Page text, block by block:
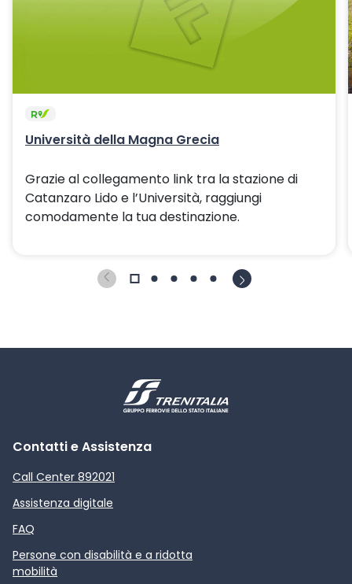
Università della Magna Grecia
Grazie al collegamento link tra la stazione di
Catanzaro Lido e l’Università, raggiungi
comodamente la tua destinazione.
Contatti e Assistenza
Call Center 892021
Assistenza digitale
FAQ
Persone con disabilità e a ridotta
mobilità